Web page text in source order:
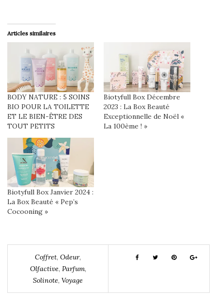
Articles similaires
BODY NATURE : 5 SOINS
BIO POUR LA TOILETTE
ET LE BIEN-ÊTRE DES
TOUT PETITS
Biotyfull Box Décembre
2023 : La Box Beauté
Exceptionnelle de Noël «
La 100ème ! »
Biotyfull Box Janvier 2024 :
La Box Beauté « Pep’s
Cocooning »
Coffret, Odeur,
Olfactive, Parfum,
Solinote, Voyage